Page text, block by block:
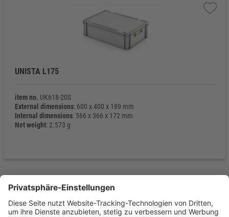
UNISTA L175
item no. UK618-20S
External dimensions: 600 x 400 x 189 mm
Internal dimensions: 566 x 366 x 172 mm
Net weight: 2.573 g